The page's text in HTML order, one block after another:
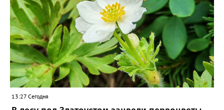
13:27 Сегодня